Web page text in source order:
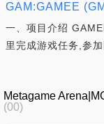
GAM:GAMEE
一、项目介绍
里完成游戏任务,参
Metagame
(00)